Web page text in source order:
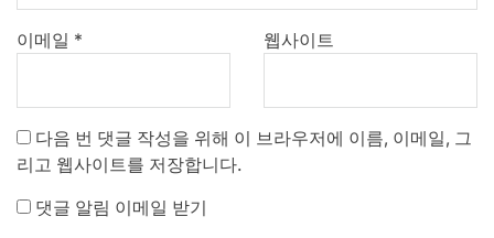
이메일 * 웹사이트
다음 번 댓글 작성을 위해 이 브라우저에 이름, 이메일, 그
리고 웹사이트를 저장합니다.
댓글 알림 이메일 받기